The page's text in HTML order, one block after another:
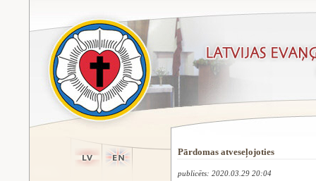
Pārdomas atveseļojoties
publicēts: 2020.03.29 20:04